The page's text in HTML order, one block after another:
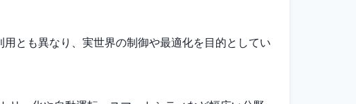
とも異なり、実世界の制御や最適化を目的としてい